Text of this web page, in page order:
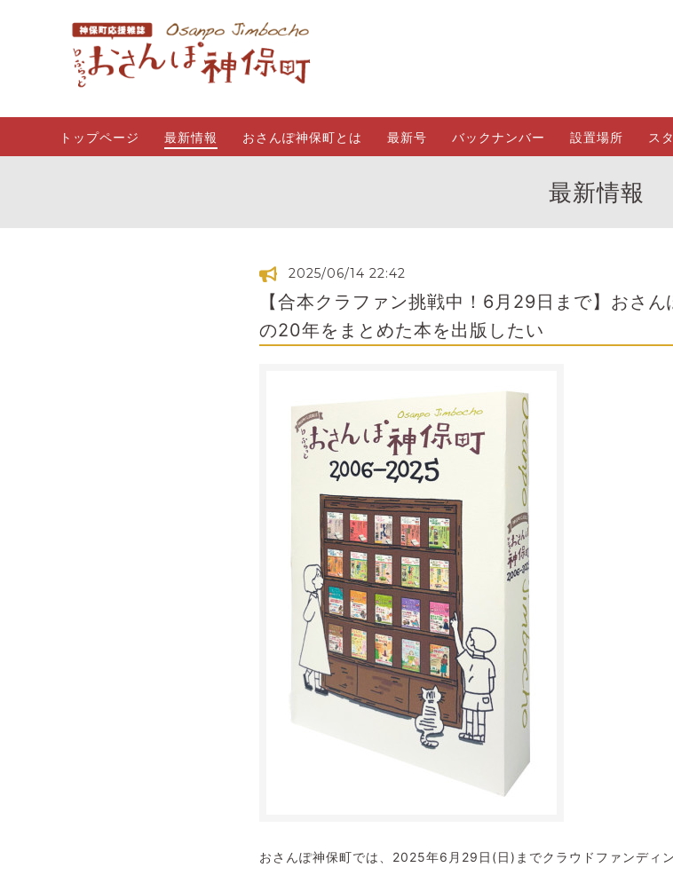
トップページ 最新情報 おさんぽ神保町とは 最新号 バックナンバー 設置場所 ス
最新情報
2025/06/14 22:42
【合本クラファン挑戦中！6月29日まで】おさ
の20年をまとめた本を出版したい
おさんぽ神保町では、2025年6月29日(日)までクラウドファンディ